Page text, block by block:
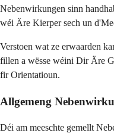
Nebenwirkungen sinn
wéi Äre Kierper sech un
Verstoen wat ze erwaarden
fillen a wësse wéini Dir Äre
fir Orientatioun.
Allgemeng
Déi am meeschte gemellt